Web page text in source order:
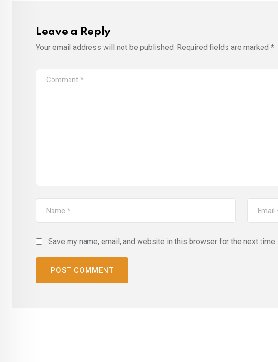
Leave a Reply
Your email address will not be published. Required fields are marked *
Save my name, email, and website in this browser for the next time